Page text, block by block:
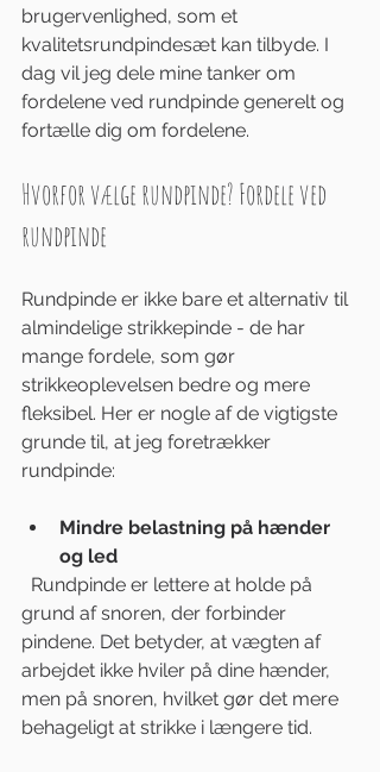
brugervenlighed, som et
kvalitetsrundpindesæt kan tilbyde. I
dag vil jeg dele mine tanker om
fordelene ved rundpinde generelt og
fortælle dig om fordelene.
Hvorfor vælge rundpinde? Fordele ved
rundpinde
Rundpinde er ikke bare et alternativ til
almindelige strikkepinde - de har
mange fordele, som gør
strikkeoplevelsen bedre og mere
fleksibel. Her er nogle af de vigtigste
grunde til, at jeg foretrækker
rundpinde:
Mindre belastning på hænder
og led
grund af snoren, der forbinder
pindene. Det betyder, at vægten af
arbejdet ikke hviler på dine hænder,
men på snoren, hvilket gør det mere
behageligt at strikke i længere tid.